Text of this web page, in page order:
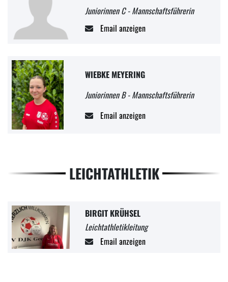
Juniorinnen C - Mannschaftsführerin
Email anzeigen
WIEBKE MEYERING
Juniorinnen B - Mannschaftsführerin
Email anzeigen
LEICHTATHLETIK
BIRGIT KRÜHSEL
Leichtathletikleitung
Email anzeigen